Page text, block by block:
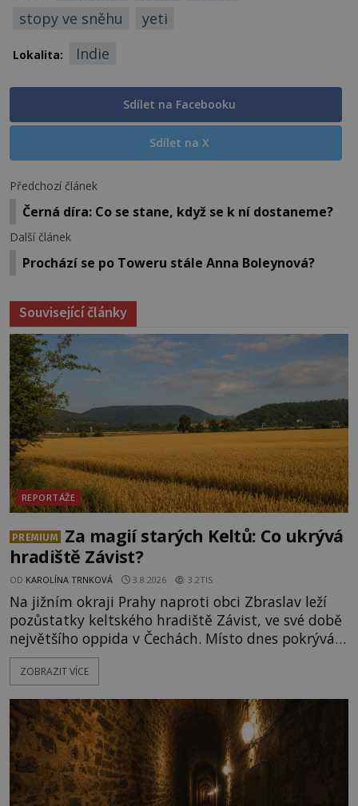
stopy ve sněhu
yeti
Lokalita: Indie
Sdílet na Facebooku
Sdílet na X
Předchozí článek
Černá díra: Co se stane, když se k ní dostaneme?
Další článek
Prochází se po Toweru stále Anna Boleynová?
Související články
REPORTÁŽE
PREMIUM
Za magií starých Keltů: Co ukrývá
hradiště Závist?
OD KAROLÍNA TRNKOVÁ 3.8.2026 3.2TIS
Na jižním okraji Prahy naproti obci Zbraslav leží
pozůstatky keltského hradiště Závist, ve své době
největšího oppida v Čechách. Místo dnes pokrývá
les, zbytky po kdysi monumentálním hradišti jsou
ale v terénu patrné stále. Co dalšího tu po Keltech
vrch Hr
ZOBRAZIT VÍCE